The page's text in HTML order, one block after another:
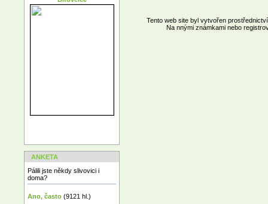
ANKETA
Pálili jste někdy slivovici i
doma?
Ano, často (9121 hl.)
Tento web site byl vytvořen
Na nnými známkami nebo